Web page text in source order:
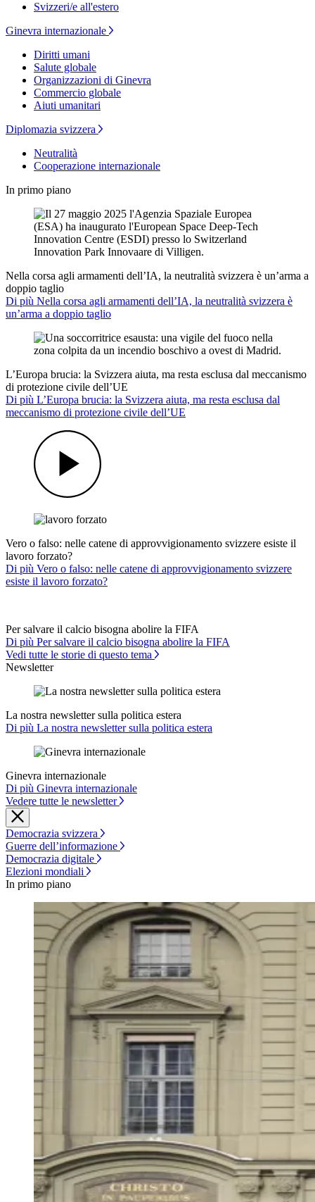
Svizzeri/e all'estero
Ginevra internazionale
Diritti umani
Salute globale
Organizzazioni di Ginevra
Commercio globale
Aiuti umanitari
Diplomazia svizzera
Neutralità
Cooperazione internazionale
In primo piano
Nella corsa agli armamenti dell’IA, la neutralità svizzera è un’arma a
doppio taglio
Di più Nella corsa agli armamenti dell’IA, la neutralità svizzera è
un’arma a doppio taglio
L’Europa brucia: la Svizzera aiuta, ma resta esclusa dal meccanismo
di protezione civile dell’UE
Di più L’Europa brucia: la Svizzera aiuta, ma resta esclusa dal
meccanismo di protezione civile dell’UE
Vero o falso: nelle catene di approvvigionamento svizzere esiste il
lavoro forzato?
Di più Vero o falso: nelle catene di approvvigionamento svizzere
esiste il lavoro forzato?
Per salvare il calcio bisogna abolire la FIFA
Di più Per salvare il calcio bisogna abolire la FIFA
Vedi tutte le storie di questo tema
Newsletter
La nostra newsletter sulla politica estera
Di più La nostra newsletter sulla politica estera
Ginevra internazionale
Di più Ginevra internazionale
Vedere tutte le newsletter
Democrazia svizzera
Guerre dell’informazione
Democrazia digitale
Elezioni mondiali
In primo piano